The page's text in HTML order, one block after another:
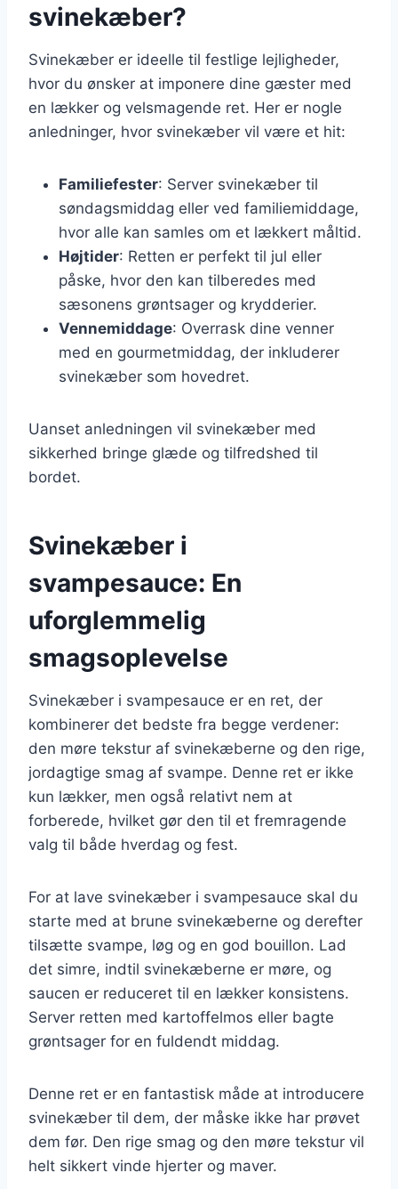
svinekæber?
Svinekæber er ideelle til festlige lejligheder,
hvor du ønsker at imponere dine gæster med
en lækker og velsmagende ret. Her er nogle
anledninger, hvor svinekæber vil være et hit:
Familiefester: Server svinekæber til
søndagsmiddag eller ved familiemiddage,
hvor alle kan samles om et lækkert måltid.
Højtider: Retten er perfekt til jul eller
påske, hvor den kan tilberedes med
sæsonens grøntsager og krydderier.
Vennemiddage: Overrask dine venner
med en gourmetmiddag, der inkluderer
svinekæber som hovedret.
Uanset anledningen vil svinekæber med
sikkerhed bringe glæde og tilfredshed til
bordet.
Svinekæber i
svampesauce: En
uforglemmelig
smagsoplevelse
Svinekæber i svampesauce er en ret, der
kombinerer det bedste fra begge verdener:
den møre tekstur af svinekæberne og den rige,
jordagtige smag af svampe. Denne ret er ikke
kun lækker, men også relativt nem at
forberede, hvilket gør den til et fremragende
valg til både hverdag og fest.
For at lave svinekæber i svampesauce skal du
starte med at brune svinekæberne og derefter
tilsætte svampe, løg og en god bouillon. Lad
det simre, indtil svinekæberne er møre, og
saucen er reduceret til en lækker konsistens.
Server retten med kartoffelmos eller bagte
grøntsager for en fuldendt middag.
Denne ret er en fantastisk måde at introducere
svinekæber til dem, der måske ikke har prøvet
dem før. Den rige smag og den møre tekstur vil
helt sikkert vinde hjerter og maver.